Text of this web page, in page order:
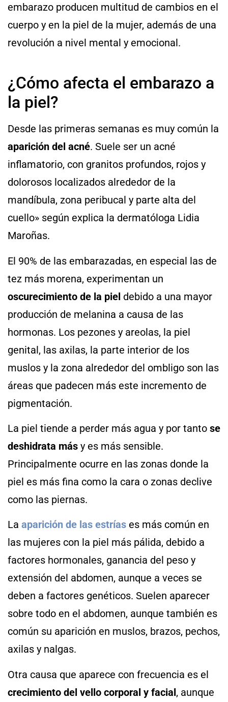
embarazo producen multitud de cambios en el
cuerpo y en la piel de la mujer, además de una
revolución a nivel mental y emocional.
¿Cómo afecta el embarazo a
la piel?
Desde las primeras semanas es muy común la
aparición del acné. Suele ser un acné
inflamatorio, con granitos profundos, rojos y
dolorosos localizados alrededor de la
mandíbula, zona peribucal y parte alta del
cuello» según explica la dermatóloga Lidia
Maroñas.
El 90% de las embarazadas, en especial las de
tez más morena, experimentan un
oscurecimiento de la piel debido a una mayor
producción de melanina a causa de las
hormonas. Los pezones y areolas, la piel
genital, las axilas, la parte interior de los
muslos y la zona alrededor del ombligo son las
áreas que padecen más este incremento de
pigmentación.
La piel tiende a perder más agua y por tanto se
deshidrata más y es más sensible.
Principalmente ocurre en las zonas donde la
piel es más fina como la cara o zonas declive
como las piernas.
La aparición de las estrías es más común en
las mujeres con la piel más pálida, debido a
factores hormonales, ganancia del peso y
extensión del abdomen, aunque a veces se
deben a factores genéticos. Suelen aparecer
sobre todo en el abdomen, aunque también es
común su aparición en muslos, brazos, pechos,
axilas y nalgas.
Otra causa que aparece con frecuencia es el
crecimiento del vello corporal y facial, aunque